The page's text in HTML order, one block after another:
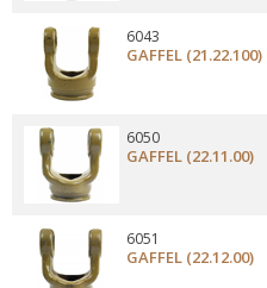
GAFFEL (21.22.100)
6043
GAFFEL (22.11.00)
6050
GAFFEL (22.12.00)
6051